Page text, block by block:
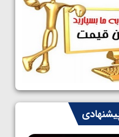
رقبای نمایندگان
سکوی تیمی
در پنج وزن دوم